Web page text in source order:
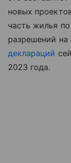
новых
часть жилья
разрешений на
деклараций
2023 года.